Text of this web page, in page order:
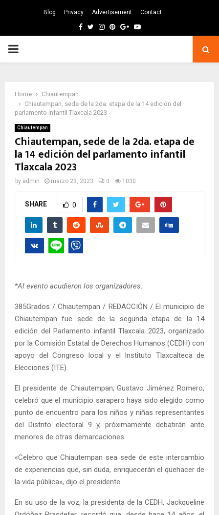
Blog Privacy Advertisement Contact
Facebook
TwitterInstagram
Pinterest
GoogleYoutube
PRIMARY
Home
Chiautempan
Chiautempan, sede de la 2da. etapa de la 14 edición del
parlamento infantil Tlaxcala 2023
Chiautempan
Chiautempan, sede de la 2da. etapa de
la 14 edición del parlamento infantil
Tlaxcala 2023
by admin marzo 23, 2023 0 1030
SHARE 0
*Al evento acudieron los organizadores.
385Grados / Chiautempan / REDACCIÓN / El municipio de
Chiautempan fue sede de la segunda etapa de la 14
edición del Parlamento infantil Tlaxcala 2023, organizado
por la Comisión Estatal de Derechos Humanos (CEDH) con
apoyo del Congreso local y el Instituto Tlaxcalteca de
Elecciones (ITE).
El presidente de Chiautempan, Gustavo Jiménez Romero,
celebró que el municipio sarapero haya sido elegido como
punto de encuentro para los niños y niñas representantes
del Distrito electoral 9 y, próximamente debatirán ante
menores de otras demarcaciones.
«Celebro que Chiautempan sea sede de este intercambio
de experiencias que, sin duda, enriquecerán el quehacer de
la vida pública», dijo el presidente.
En su uso de la voz, la presidenta de la CEDH, Jackqueline